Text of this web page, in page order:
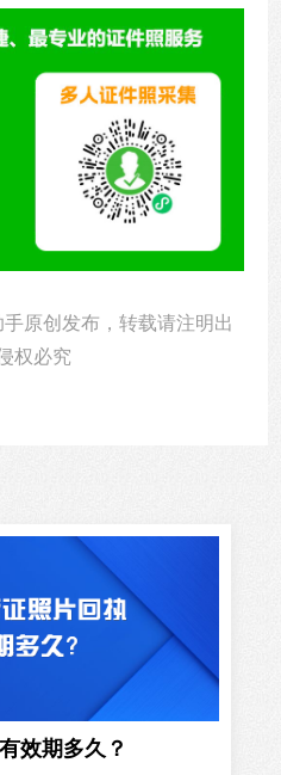
原创发布，转载请注明出
权必究
效期多久？